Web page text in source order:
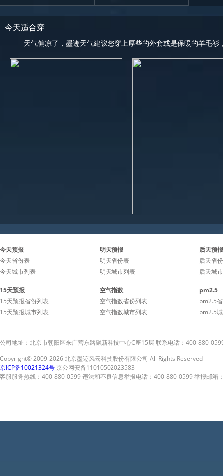
今天适合穿
天气偏凉了，墨迹天气建议您穿上厚些的外套或是保暖的羊毛
今天预报
今天省份表
今天城市列表
明天预报
明天省份表
明天城市列表
后天预报
后天省
后天城
15天预报
15天预报省份列表
15天预报城市列表
空气指数
空气指数省份列表
空气指数城市列表
pm2.5
pm2.5
pm2.5
公司地址：北京市朝阳区来广营东路融新科技中心C座15层 联系电话：400-880-
Copyright© 2009-2026 北京墨迹风云科技股份有限公司 All Rights Reserved
京ICP备10021324号京公网安备11010502023583
客服服务热线：400-880-0599 违法和不良信息举报电话：400-880-0599 举报邮箱